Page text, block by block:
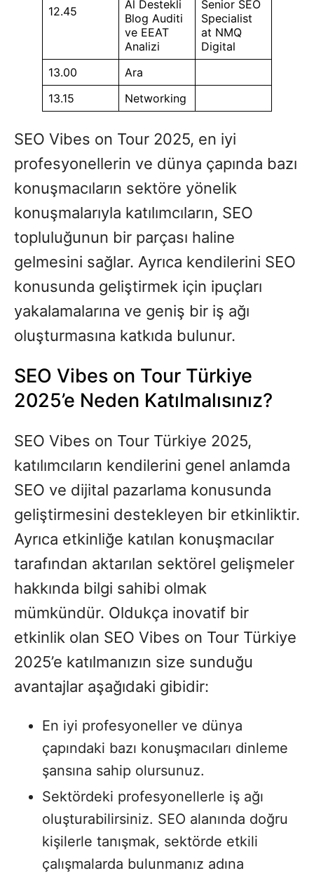
12.45
Al Destekli
Blog Auditi
ve EEAT
Analizi
Senior SEO
Specialist
at NMQ
Digital
13.00
Ara
13.15
Networking
SEO Vibes on Tour 2025, en iyi
profesyonellerin ve dünya çapında bazı
konuşmacıların sektöre yönelik
konuşmalarıyla katılımcıların, SEO
topluluğunun bir parçası haline
gelmesini sağlar. Ayrıca kendilerini SEO
konusunda geliştirmek için ipuçları
yakalamalarına ve geniş bir iş ağı
oluşturmasına katkıda bulunur.
SEO Vibes on Tour Türkiye
2025’e Neden Katılmalısınız?
SEO Vibes on Tour Türkiye 2025,
katılımcıların kendilerini genel anlamda
SEO ve dijital pazarlama konusunda
geliştirmesini destekleyen bir etkinliktir.
Ayrıca etkinliğe katılan konuşmacılar
tarafından aktarılan sektörel gelişmeler
hakkında bilgi sahibi olmak
mümkündür. Oldukça inovatif bir
etkinlik olan SEO Vibes on Tour Türkiye
2025’e katılmanızın size sunduğu
avantajlar aşağıdaki gibidir:
En iyi profesyoneller ve dünya
çapındaki bazı konuşmacıları dinleme
şansına sahip olursunuz.
Sektördeki profesyonellerle iş ağı
oluşturabilirsiniz. SEO alanında doğru
kişilerle tanışmak, sektörde etkili
çalışmalarda bulunmanız adına